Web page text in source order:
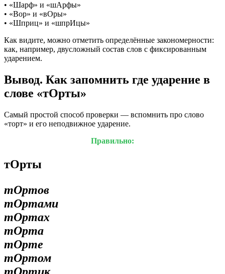
• «Шарф» и «шАрфы»
• «Вор» и «вОры»
• «Шприц» и «шпрИцы»
Как видите, можно отметить определённые закономерности:
как, например, двусложный состав слов с фиксированным
ударением.
Вывод. Как запомнить где ударение в
слове «тОрты»
Самый простой способ проверки — вспомнить про слово
«торт» и его неподвижное ударение.
Правильно:
тОрты
тОртов
тОртами
тОртах
тОрта
тОрте
тОртом